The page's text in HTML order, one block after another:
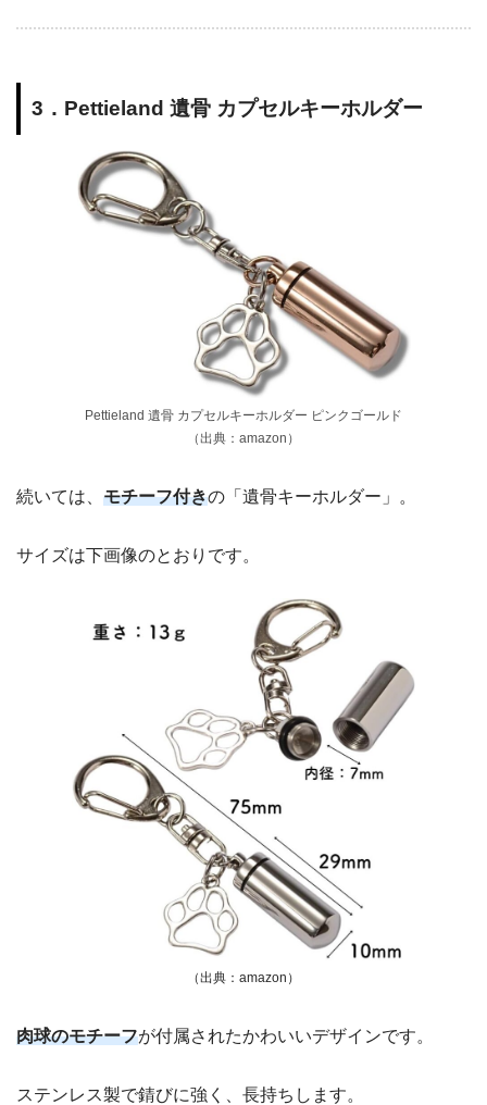
3．Pettieland 遺骨 カプセルキーホルダー
Pettieland 遺骨 カプセルキーホルダー ピンクゴールド
（出典：amazon）
続いては、 モチーフ付きの「遺骨キーホルダー」。
サイズは下画像のとおりです。
（出典：amazon）
肉球のモチーフが付属されたかわいいデザインです。
ステンレス製で錆びに強く、長持ちします。